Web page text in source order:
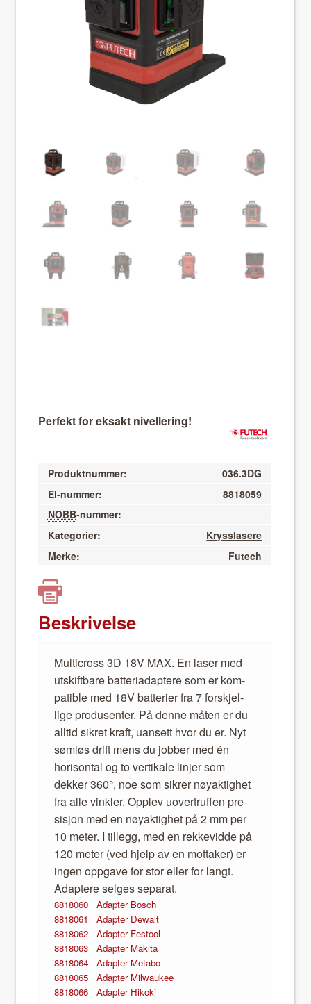
About VIX
Perfekt for eksakt nivellering!
Produktnummer:
036.3DG
El-nummer:
8818059
NOBB-nummer:
Kategorier:
Krysslasere
Merke:
Futech
Beskrivelse
Mul­ti­cross 3D 18V MAX. En laser med
utskift­bare bat­te­ri­adaptere som er kom­
pat­i­ble med 18V bat­terier fra 7 forskjel­
lige pro­dusen­ter. På denne måten er du
alltid sikret kraft, uansett hvor du er. Nyt
søm­løs drift mens du job­ber med én
horison­tal og to ver­tikale lin­jer som
dekker 360°, noe som sikr­er nøyak­tighet
fra alle vin­kler. Opplev uovertruf­fen pre­
sisjon med en nøyak­tighet på 2 mm per
10 meter. I til­legg, med en rekke­v­id­de på
120 meter (ved hjelp av en mot­tak­er) er
ingen opp­gave for stor eller for langt.
Adaptere selges sep­a­rat.
8818060 Adapter Bosch
8818061 Adapter Dewalt
8818062 Adapter Fes­tool
8818063 Adapter Maki­ta
8818064 Adapter Metabo
8818065 Adapter Mil­wau­kee
8818066 Adapter Hiko­ki